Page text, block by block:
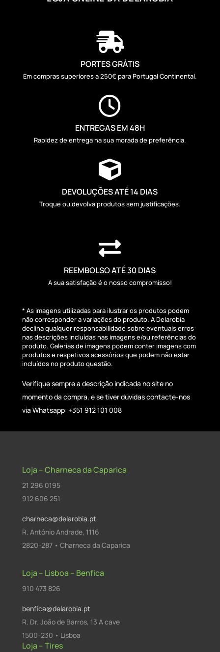

PORTES GRÁTIS
Em compras superiores a 250€ para Portugal Continental.

ENTREGAS EM 48H
Rapidez de entrega na sua morada de preferência.

DEVOLUÇÕES ATÉ 14 DIAS
Troque ou devolva produtos sem justificações.

REEMBOLSO ATÉ 30 DIAS
A sua satisfação é o nosso compromisso!
* As imagens utilizadas para ilustrar os produtos podem
não corresponder a variações do produto. A Delarobia
declina qualquer responsabilidade sobre eventuais erros
nas descrições incluídas nas imagens e/ou referências do
produto. Galerias de imagens podem conter imagens com
produtos e respetivos acessórios que podem não estar
incluídos no produto questão.
Verifique sempre a descrição indicada no site no
momento da compra, e se tiver dúvidas contacte-nos
via Whatsapp: +351 912 101 008
Loja – Charneca da Caparica
21 296 0195
912 606 251
charneca@delarobia.pt
R. António Andrade, 1116
2820-287 • Charneca da Caparica
Loja – Lisboa – Benfica
910 473 826
benfica@delarobia.pt
R. Dr. João de Barros, 13 A cave
1500-230 • Lisboa
Loja – Tires